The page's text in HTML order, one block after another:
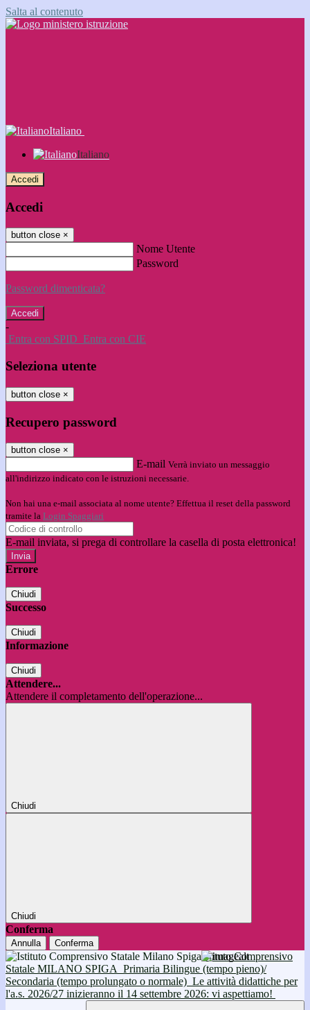
Salta al contenuto
Italiano
Italiano
Accedi
Accedi
button close ×
Nome Utente
Password
Password dimenticata?
-
Entra con SPID Entra con CIE
Seleziona utente
button close ×
Recupero password
button close ×
E-mail Verrà inviato un messaggio
all'indirizzo indicato con le istruzioni necessarie.
Non hai una e-mail associata al nome utente? Effettua il reset della password
tramite la Login Spaggiari
E-mail inviata, si prega di controllare la casella di posta elettronica!
Errore
Chiudi
Successo
Chiudi
Informazione
Chiudi
Attendere...
Attendere il completamento dell'operazione...
Chiudi
Chiudi
Conferma
Annulla Conferma
Istituto Comprensivo
Statale MILANO SPIGA Primaria Bilingue (tempo pieno)/
Secondaria (tempo prolungato o normale) Le attività didattiche per
l'a.s. 2026/27 inizieranno il 14 settembre 2026: vi aspettiamo!